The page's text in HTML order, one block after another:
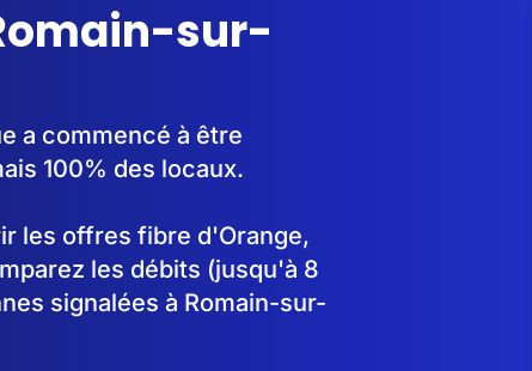
sur-
a commencé à être
100% des locaux.
les offres fibre d'Orange,
les débits (jusqu'à 8
signalées à Romain-sur-